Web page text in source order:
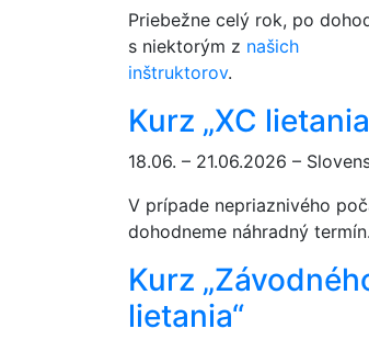
Priebežne celý rok, po
s niektorým z našich
inštruktorov.
Kurz „XC
18.06. – 21.06.2026 –
V prípade nepriaznivého
dohodneme náhradný termín.
Kurz
lietania“